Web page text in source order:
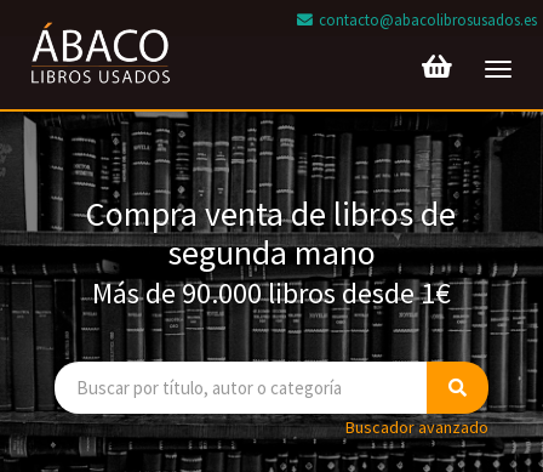
contacto@abacolibrosusados.es
Compra venta de libros de
segunda mano
Más de 90.000 libros desde 1€
Buscador avanzado